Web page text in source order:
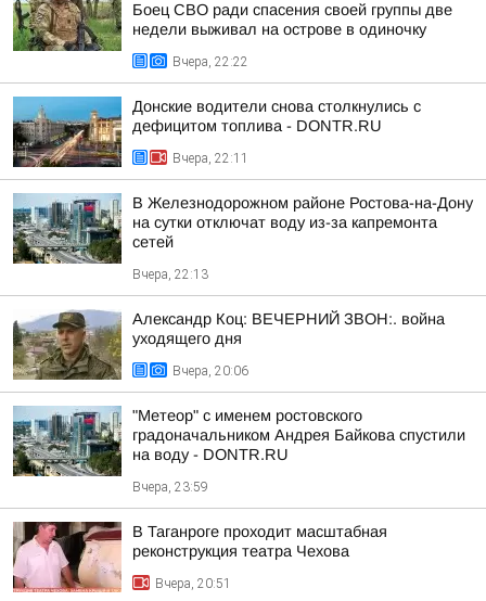
Боец СВО ради спасения своей группы две
недели выживал на острове в одиночку
Вчера, 22:22
Донские водители снова столкнулись с
дефицитом топлива - DONTR.RU
Вчера, 22:11
В Железнодорожном районе Ростова-на-Дону
на сутки отключат воду из-за капремонта
сетей
Вчера, 22:13
Александр Коц: ВЕЧЕРНИЙ ЗВОН:. война
уходящего дня
Вчера, 20:06
"Метеор" с именем ростовского
градоначальником Андрея Байкова спустили
на воду - DONTR.RU
Вчера, 23:59
В Таганроге проходит масштабная
реконструкция театра Чехова
Вчера, 20:51